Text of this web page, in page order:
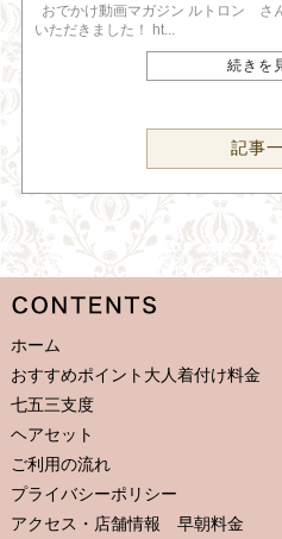
おでかけ動画マガジン ルトロン さ
いただきました！ ht...
続きを
記事
ホーム
おすすめポイント大人着付け料金
七五三支度
ヘアセット
ご利用の流れ
プライバシーポリシー
アクセス・店舗情報 早朝料金